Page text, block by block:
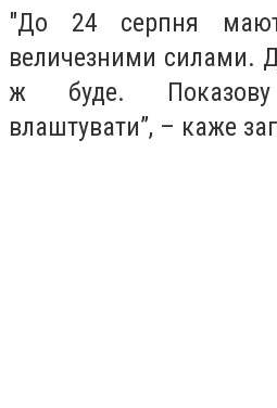
"До 24 серпня
величезними силами.
ж буде.
влаштувати”, – каже